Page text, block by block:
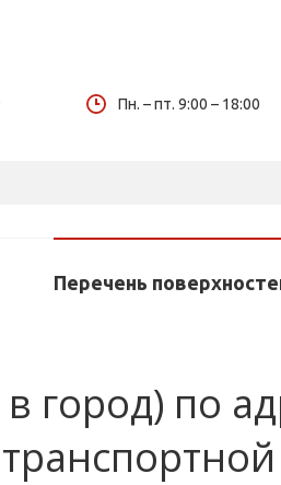
Пн. – пт. 9:00 – 18:00
Перечень
город) по